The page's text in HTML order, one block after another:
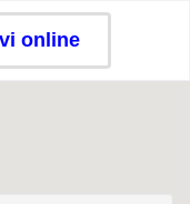
online